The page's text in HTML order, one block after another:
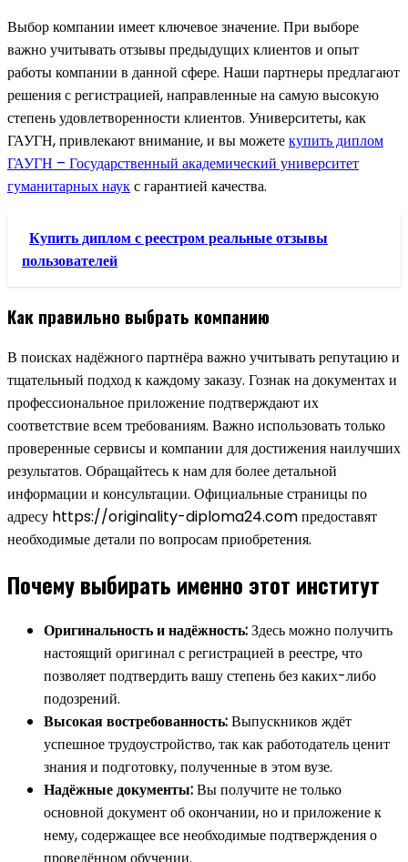
Выбор компании имеет ключевое значение. При выборе
важно учитывать отзывы предыдущих клиентов и опыт
работы компании в данной сфере. Наши партнеры предлагают
решения с регистрацией, направленные на самую высокую
степень удовлетворенности клиентов. Университеты, как
ГАУГН, привлекают внимание, и вы можетекупить диплом
ГАУГН – Государственный академический университет
гуманитарных наукс гарантией качества.
Купить диплом с реестром реальные отзывы
пользователей
Как правильно выбрать компанию
В поисках надёжного партнёра важно учитывать репутацию и
тщательный подход к каждому заказу. Гознак на документах и
профессиональное приложение подтверждают их
соответствие всем требованиям. Важно использовать только
проверенные сервисы и компании для достижения наилучших
результатов. Обращайтесь к нам для более детальной
информации и консультации. Официальные страницы по
адресу https://originality-diploma24.com предоставят
необходимые детали по вопросам приобретения.
Почему выбирать именно этот институт
Оригинальность и надёжность:Здесь можно получить
настоящий оригинал с регистрацией в реестре, что
позволяет подтвердить вашу степень без каких-либо
подозрений.
Высокая востребованность:Выпускников ждёт
успешное трудоустройство, так как работодатель ценит
знания и подготовку, полученные в этом вузе.
Надёжные документы:Вы получите не только
основной документ об окончании, но и приложение к
нему, содержащее все необходимые подтверждения о